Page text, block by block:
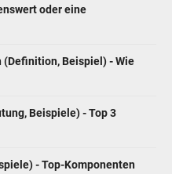
oder eine
(Definition, Beispiel) - Wie
Beispiele) - Top 3
- Top-Komponenten